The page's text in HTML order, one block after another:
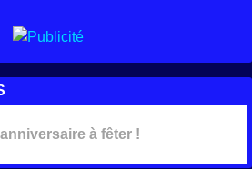
à fêter !